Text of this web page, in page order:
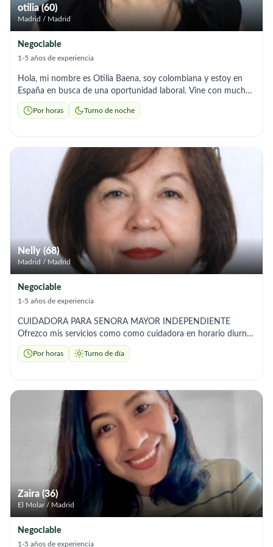
otilia (60)
Madrid / Madrid
Negociable
1-5 años de experiencia
Hola, mi nombre es Otilia Baena, soy colombiana y estoy en
España en busca de una oportunidad laboral. Vine con muchas
ganas de trabajar y salir adelante, ya que en mi país no tuve las
mismas oportunidades, principalmente por mi edad.Cuento con
cocinar y realizar las tareas del hogar. Me caracterizo por ser
una persona responsable, respetuosa, trabajadora y con muy
buena actitud para el cuidado y acompañamiento de las
personas mayores. He tenido la oportunidad de trabajar en
este país y puedo aportar referencias laborales que respaldan
mi trabajo y mi compromiso. Quedo atenta a cualquier
oportunidad y con total disponibilidad. Muchas gracias por su
Por horas Turno de noche
Nelly (68)
Madrid / Madrid
Negociable
1-5 años de experiencia
CUIDADORA PARA SENORA MAYOR INDEPENDIENTE
Ofrezco mis servicios como como cuidadora en horario diurno,
disponible de lunes a viernes y de ser requerido eventualmente
los sábados, tanto en domicilios particulares como en
emocional de la persona a mi cuidado. Acompaño en paseos y
diligencias, garantizando seguridad y compañía en todo
momento. Puedo colaborar en tareas del hogar y preparar
comidas saludables adaptadas a sus necesidades. Soy una
persona responsable, organizada, paciente y discreta,
comprometida con crear un ambiente con entorno seguro,
agradable y de confianza. Si buscas tranquilidad y buen
cuidado para su ser querido, estaré encantada de ayudarte
Por horas Turno de día
Zaira (36)
El Molar / Madrid
Negociable
1-5 años de experiencia